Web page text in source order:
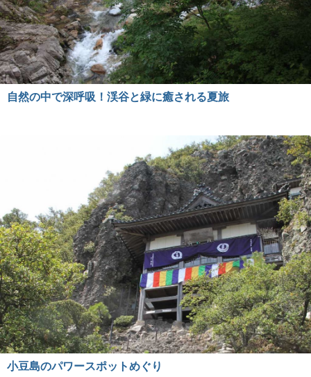
自然の中で深呼吸！渓谷と緑に癒される夏旅
小豆島のパワースポットめぐり